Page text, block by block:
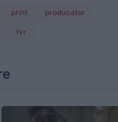
print producator
tvr